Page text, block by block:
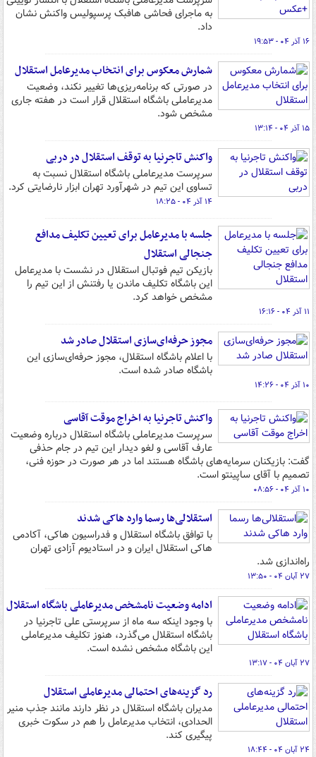
به ماجرای فحاشی هافبک پرسپولیس واکنش نشان
داد.
۱۶ آذر ۰۴ - ۱۹:۵۳
شمارش معکوس برای انتخاب مدیرعامل استقلال
در صورتی که برنامه‌ریزی‌ها تغییر نکند، وضعیت
مدیرعاملی باشگاه استقلال قرار است در هفته جاری
مشخص شود.
۱۵ آذر ۰۴ - ۱۳:۱۴
واکنش تاجرنیا به توقف استقلال در دربی
سرپرست مدیرعاملی باشگاه استقلال نسبت به
تساوی این تیم در شهرآورد تهران ابزار نارضایتی کرد.
۱۴ آذر ۰۴ - ۱۸:۲۵
جلسه با مدیرعامل برای تعیین تکلیف مدافع
جنجالی استقلال
بازیکن تیم فوتبال استقلال در نشست با مدیرعامل
این باشگاه تکلیف ماندن یا رفتنش از این تیم را
مشخص خواهد کرد.
۱۱ آذر ۰۴ - ۱۶:۱۶
مجوز حرفه‌ای‌سازی استقلال صادر شد
با اعلام باشگاه استقلال، مجوز حرفه‌ای‌سازی این
باشگاه صادر شده است.
۱۰ آذر ۰۴ - ۱۴:۲۶
واکنش تاجرنیا به اخراج موقت آقاسی
سرپرست مدیرعاملی باشگاه استقلال درباره وضعیت
عارف آقاسی و لغو دیدار این تیم در جام حذفی
گفت: بازیکنان سرمایه‌های باشگاه هستند اما در هر صورت در حوزه فنی،
تصمیم با آقای ساپینتو است.
۱۰ آذر ۰۴ - ۰۸:۵۶
استقلالی‌ها رسما وارد هاکی شدند
با توافق باشگاه استقلال و فدراسیون هاکی، آکادمی
هاکی استقلال ایران و در استادیوم آزادی تهران
راه‌اندازی شد.
۲۷ آبان ۰۴ - ۱۳:۵۰
ادامه وضعیت نامشخص مدیرعاملی باشگاه استقلال
با وجود اینکه سه ماه از سرپرستی علی تاجرنیا در
باشگاه استقلال می‌گذرد، هنوز تکلیف مدیرعاملی
این باشگاه مشخص نشده است.
۲۷ آبان ۰۴ - ۱۳:۱۷
رد گزینه‌های احتمالی مدیرعاملی استقلال
مدیران باشگاه استقلال در نظر دارند مانند جذب منیر
الحدادی، انتخاب مدیرعامل را هم در سکوت خبری
پیگیری کند.
۲۴ آبان ۰۴ - ۱۸:۴۴